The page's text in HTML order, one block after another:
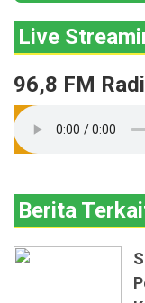
Live
96,8 FM
Berita